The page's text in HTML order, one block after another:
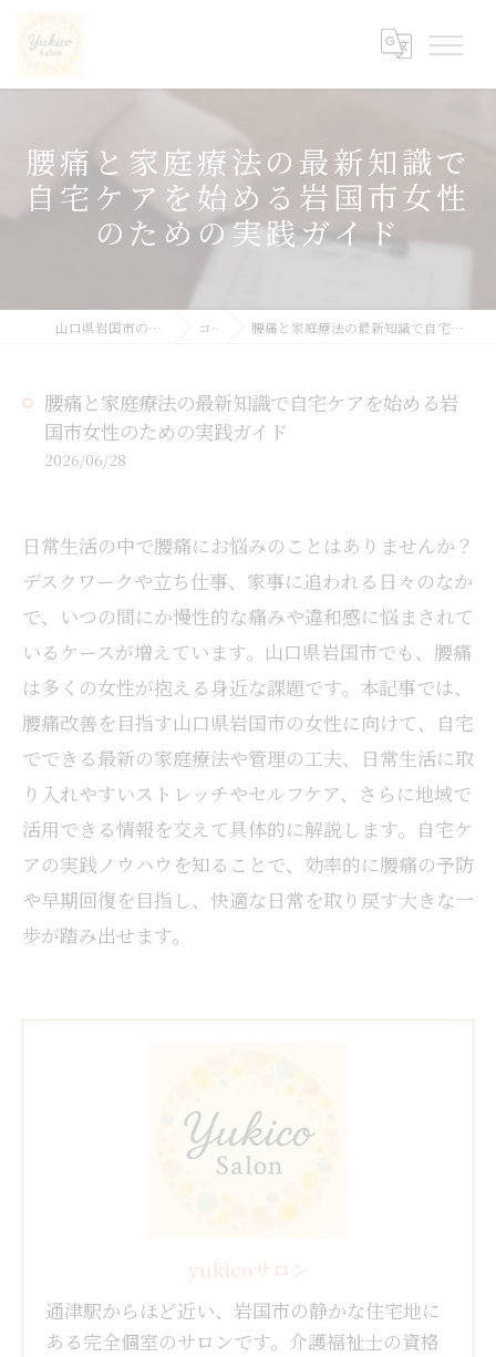
腰痛と家庭療法の最新知識で
自宅ケアを始める岩国市女性
のための実践ガイド
山口県岩国市の整体ならyukicoサロン コラム 腰痛と家庭療法の最新知識で自宅ケアを始める岩国市女性のための実践ガイド
腰痛と家庭療法の最新知識で自宅ケアを始める岩
国市女性のための実践ガイド
2026/06/28
日常生活の中で腰痛にお悩みのことはありませんか？
デスクワークや立ち仕事、家事に追われる日々のなか
で、いつの間にか慢性的な痛みや違和感に悩まされて
いるケースが増えています。山口県岩国市でも、腰痛
は多くの女性が抱える身近な課題です。本記事では、
腰痛改善を目指す山口県岩国市の女性に向けて、自宅
でできる最新の家庭療法や管理の工夫、日常生活に取
り入れやすいストレッチやセルフケア、さらに地域で
活用できる情報を交えて具体的に解説します。自宅ケ
アの実践ノウハウを知ることで、効率的に腰痛の予防
や早期回復を目指し、快適な日常を取り戻す大きな一
歩が踏み出せます。
yukicoサロン
通津駅からほど近い、岩国市の静かな住宅地に
ある完全個室のサロンです。介護福祉士の資格